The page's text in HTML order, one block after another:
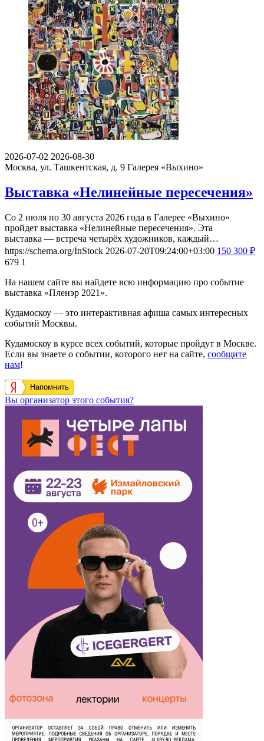
2026-07-02 2026-08-30
Москва, ул. Ташкентская, д. 9 Галерея «Выхино»
Выставка «Нелинейные пересечения»
Со 2 июля по 30 августа 2026 года в Галерее «Выхино»
пройдет выставка «Нелинейные пересечения». Эта
выставка — встреча четырёх художников, каждый…
https://schema.org/InStock 2026-07-20T09:24:00+03:00 150 300 ₽
679 1
На нашем сайте вы найдете всю информацию про событие
выставка «Пленэр 2021».
Кудамоскоу — это интерактивная афиша самых интересных
событий Москвы.
Кудамоскоу в курсе всех событий, которые пройдут в Москве.
Если вы знаете о событии, которого нет на сайте, сообщите
нам!
Напомнить
Вы организатор этого события?